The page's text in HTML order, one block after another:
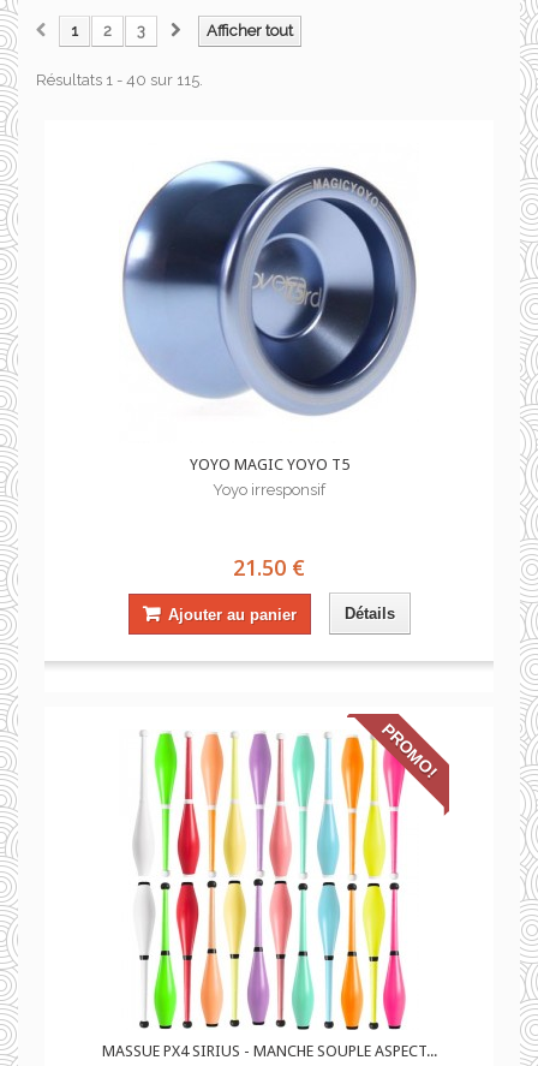
Afficher tout
1 2 3
Résultats 1 - 40 sur 115.
YOYO MAGIC YOYO T5
Yoyo irresponsif
21.50 €
Ajouter au panier Détails
PROMO!
MASSUE PX4 SIRIUS - MANCHE SOUPLE ASPECT...